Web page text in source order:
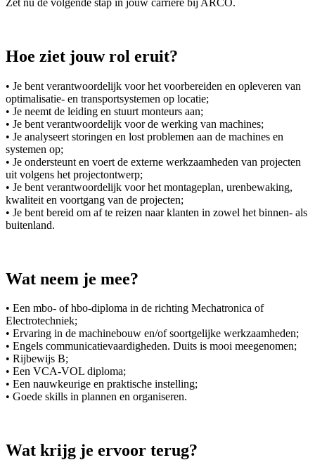
Hoe ziet jouw rol eruit?
• Je bent verantwoordelijk voor het voorbereiden en opleveren van
optimalisatie- en transportsystemen op locatie;
• Je neemt de leiding en stuurt monteurs aan;
• Je bent verantwoordelijk voor de werking van machines;
• Je analyseert storingen en lost problemen aan de machines en
systemen op;
• Je ondersteunt en voert de externe werkzaamheden van projecten
uit volgens het projectontwerp;
• Je bent verantwoordelijk voor het montageplan, urenbewaking,
kwaliteit en voortgang van de projecten;
• Je bent bereid om af te reizen naar klanten in zowel het binnen- als
buitenland.
Wat neem je mee?
• Een mbo- of hbo-diploma in de richting Mechatronica of
Electrotechniek;
• Ervaring in de machinebouw en/of soortgelijke werkzaamheden;
• Engels communicatievaardigheden. Duits is mooi meegenomen;
• Rijbewijs B;
• Een VCA-VOL diploma;
• Een nauwkeurige en praktische instelling;
• Goede skills in plannen en organiseren.
Wat krijg je ervoor terug?